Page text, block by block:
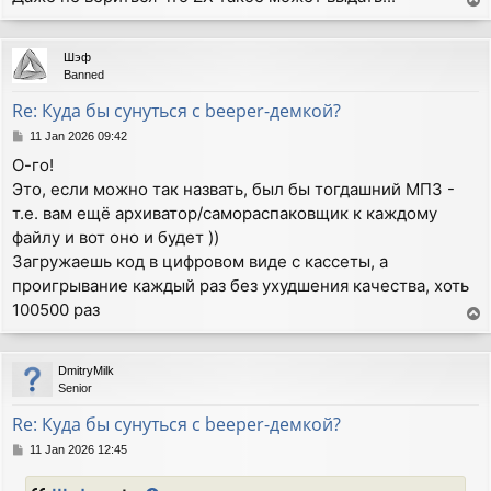
o
p
Шэф
Banned
Re: Куда бы сунуться с beeper-демкой?
P
s
t
11 Jan 2026 09:42
О-го!
Это, если можно так назвать, был бы тогдашний МП3 -
т.е. вам ещё архиватор/самораспаковщик к каждому
файлу и вот оно и будет ))
Загружаешь код в цифровом виде с кассеты, а
проигрывание каждый раз без ухудшения качества, хоть
100500 раз
o
p
DmitryMilk
Senior
Re: Куда бы сунуться с beeper-демкой?
P11 Jan 2026 12:45